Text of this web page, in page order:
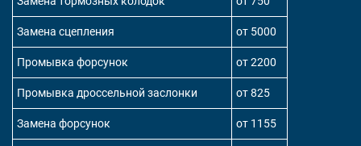
Замена сцепления от 5000
Промывка форсунок от 2200
Промывка дроссельной заслонки от 825
Замена форсунок от 1155